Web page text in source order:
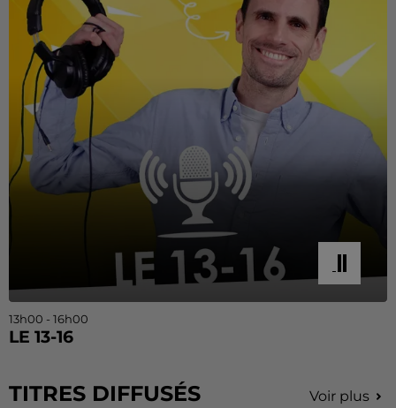
13h00 - 16h00
LE 13-16
TITRES DIFFUSÉS Voir plus